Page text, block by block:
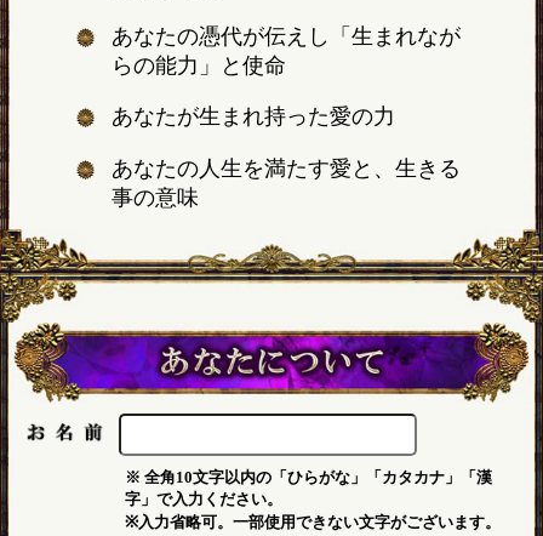
あなたの憑代が伝えし「生まれなが
らの能力」と使命
あなたが生まれ持った愛の力
あなたの人生を満たす愛と、生きる
事の意味
※ 全角10文字以内の「ひらがな」「カタカナ」「漢
字」で入力ください。
※入力省略可。一部使用できない文字がございます。